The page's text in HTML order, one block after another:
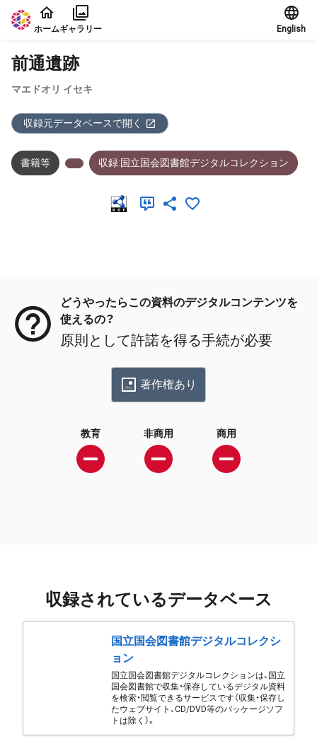
本文に飛ぶ
ホームギャラリー English
前通遺跡
マエドオリ イセキ
収録元データベースで開く
書籍等 収録:国立国会図書館デジタルコレクション
どうやったらこの資料のデジタルコンテンツを
使えるの？
原則として許諾を得る手続が必要
著作権あり
教育 非商用 商用
収録されているデータベース
国立国会図書館デジタルコレクシ
ョン
国立国会図書館デジタルコレクションは、国立
国会図書館で収集・保存しているデジタル資料
を検索・閲覧できるサービスです（収集・保存し
たウェブサイト、CD/DVD等のパッケージソフ
トは除く）。